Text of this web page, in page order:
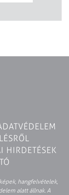
HIRDETÉSEK
hangfelvételek,
alatt állnak. A